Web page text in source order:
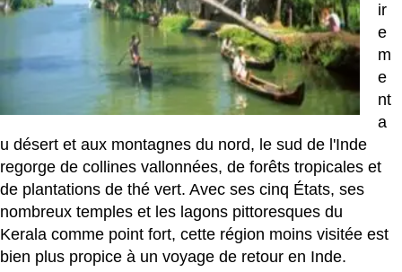
ir
e
m
e
nt
a
u désert et aux montagnes du nord, le sud de l'Inde
regorge de collines vallonnées, de forêts tropicales et
de plantations de thé vert. Avec ses cinq États, ses
nombreux temples et les lagons pittoresques du
Kerala comme point fort, cette région moins visitée est
bien plus propice à un voyage de retour en Inde.